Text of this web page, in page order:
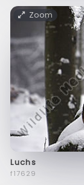
Zoom
Luchs
f17629